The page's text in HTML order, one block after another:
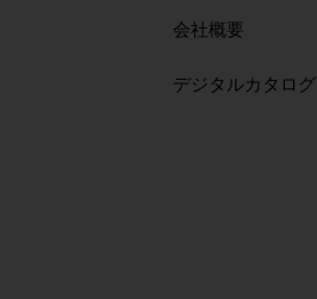
会社概要
​デジタルカタログ